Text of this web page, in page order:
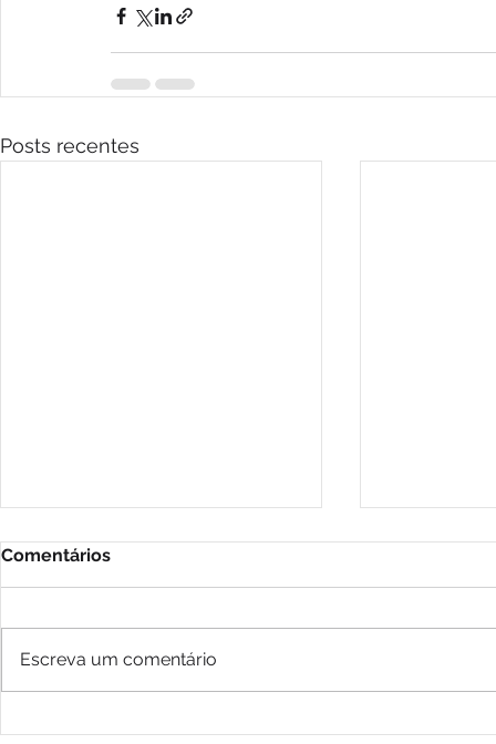
Posts recentes
Comentários
Escreva um comentário